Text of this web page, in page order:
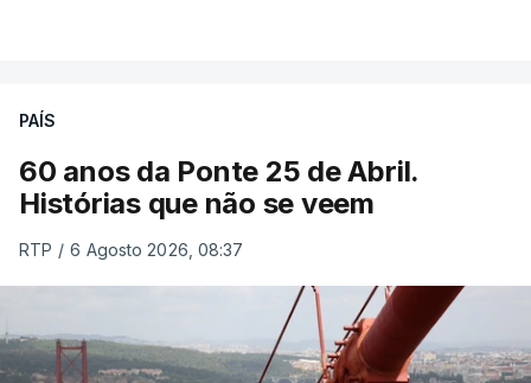
PAÍS
60 anos da Ponte 25 de Abril.
Histórias que não se veem
RTP / 6 Agosto 2026, 08:37